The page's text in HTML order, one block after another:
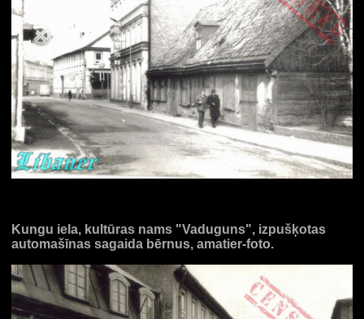
Kungu iela, kultūras nams "Vaduguns", izpušķotas
automašīnas sagaida bērnus, amatier-foto.